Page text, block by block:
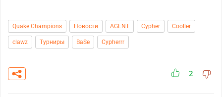
Quake Champions Новости AGENT Cypher Cooller
clawz Турниры BaSe Cypherrr
2